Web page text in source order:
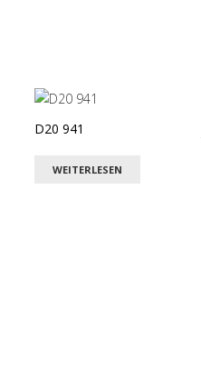
D20 941
WEITERLESEN